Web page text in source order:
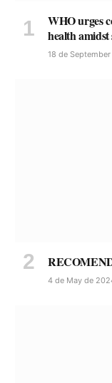
WHO urges
health
18 de
4 de May de